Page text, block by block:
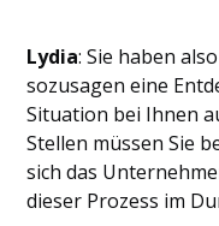
Lydia: Sie haben
sozusagen eine
Situation bei Ihnen
Stellen müssen Sie
sich das
dieser Prozess im